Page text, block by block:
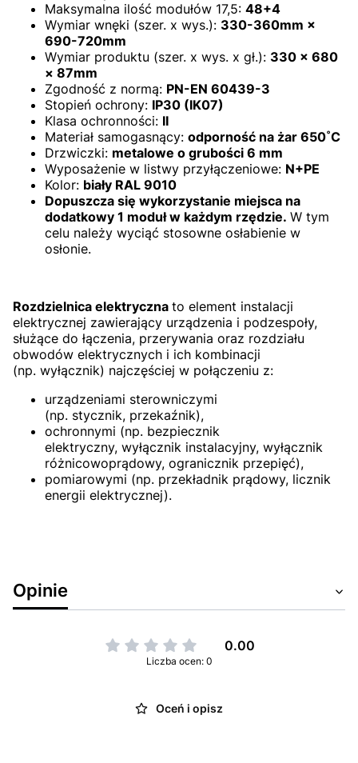
Maksymalna ilość modułów 17,5: 48+4
Wymiar wnęki (szer. x wys.): 330-360mm ×
690-720mm
Wymiar produktu (szer. x wys. x gł.): 330 × 680
× 87mm
Zgodność z normą: PN-EN 60439-3
Stopień ochrony: IP30 (IK07)
Klasa ochronności: II
Materiał samogasnący: odporność na żar 650˚C
Drzwiczki: metalowe o grubości 6 mm
Wyposażenie w listwy przyłączeniowe: N+PE
Kolor: biały RAL 9010
Dopuszcza się wykorzystanie miejsca na
dodatkowy 1 moduł w każdym rzędzie. W tym
celu należy wyciąć stosowne osłabienie w
osłonie.
Rozdzielnica elektryczna to element instalacji
elektrycznej zawierający urządzenia i podzespoły,
służące do łączenia, przerywania oraz rozdziału
obwodów elektrycznych i ich kombinacji
(np. wyłącznik) najczęściej w połączeniu z:
urządzeniami sterowniczymi
(np. stycznik, przekaźnik),
ochronnymi (np. bezpiecznik
elektryczny, wyłącznik instalacyjny, wyłącznik
różnicowoprądowy, ogranicznik przepięć),
pomiarowymi (np. przekładnik prądowy, licznik
energii elektrycznej).
Opinie
0.00
Liczba ocen: 0
Oceń i opisz